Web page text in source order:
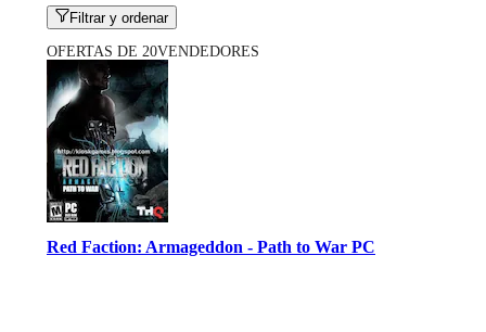
Filtrar y ordenar
OFERTAS DE 20VENDEDORES
Red Faction: Armageddon - Path to War PC